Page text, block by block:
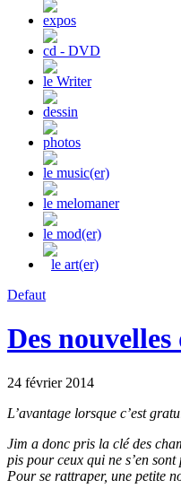
expos
cd - DVD
le Writer
dessin
photos
le music(er)
le melomaner
le mod(er)
le art(er)
Defaut
Des
24 février 2014
L’avantage lorsque c’est
Jim a donc pris la clé des
pis pour ceux qui ne s’en sont
Pour se rattraper, une petite